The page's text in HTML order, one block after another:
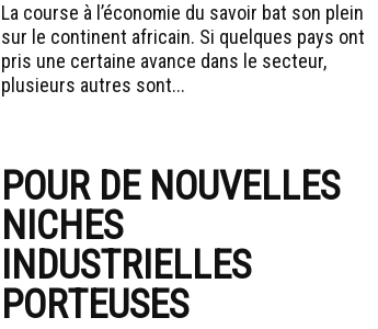
La course à l’économie du savoir bat son plein
sur le continent africain. Si quelques pays ont
pris une certaine avance dans le secteur,
plusieurs autres sont...
POUR DE NOUVELLES
NICHES
INDUSTRIELLES
PORTEUSES